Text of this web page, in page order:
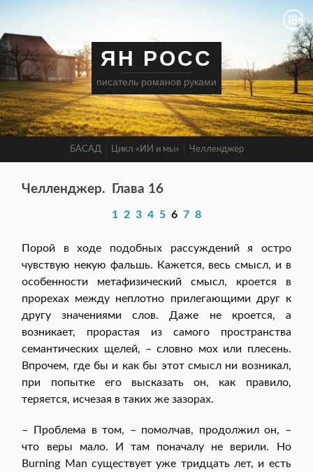
ЯН РОСС
писатель романов руками
БАСАД Цикл «ИИ и мы» Челленджер
Челленджер. Глава 16
1 2 3 4 56 7 8
Порой в ходе подобных рассуждений я остро
чувствую некую фальшь. Кажется, весь смысл, и в
особенности метафизический смысл, кроется в
прорехах между неплотно прилегающими друг к
другу значениями слов. Даже не кроется, а
возникает, прорастая из самого пространства
семантических щелей, – словно мох или плесень.
Впрочем, где бы и как бы этот смысл ни возникал,
при попытке его высказать он, как правило,
теряется, исчезая в таких же зазорах.
– Проблема в том, – помолчав, продолжил он, –
что веры мало. И там поначалу не верили. Но
Burning Man существует уже тридцать лет, и есть